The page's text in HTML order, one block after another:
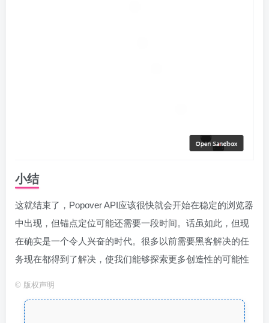
小结
这就结束了，Popover API应该很快就会开始在稳定的浏览器
中出现，但锚点定位可能还需要一段时间。话虽如此，但现
在确实是一个令人兴奋的时代。很多以前需要黑客解决的任
务现在都得到了解决，使我们能够探索更多创造性的可能性
© 版权声明